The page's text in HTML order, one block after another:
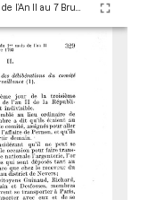
demandant à
de la séance du
envoyée à
par des citoyens
lors de
séances] p.330
Léonard Goyre-
par des citoyens